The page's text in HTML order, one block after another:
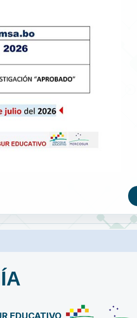
EDUCATIVO